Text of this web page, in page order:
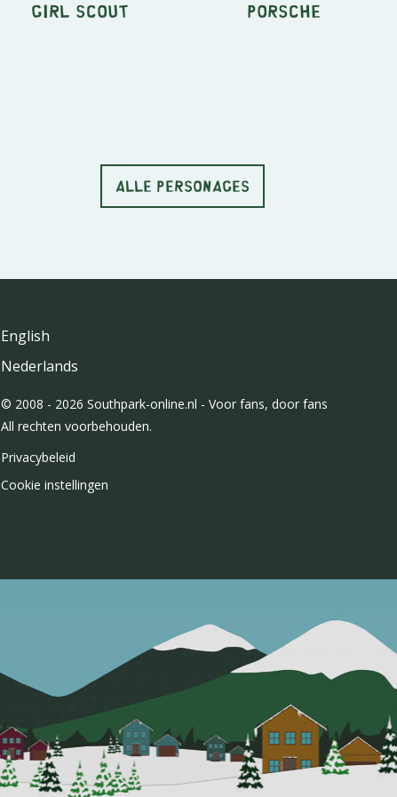
Girl Scout Porsche
ALLE PERSONAGES
English
Nederlands
© 2008 - 2026 Southpark-online.nl - Voor fans, door fans
All rechten voorbehouden.
Privacybeleid
Cookie instellingen